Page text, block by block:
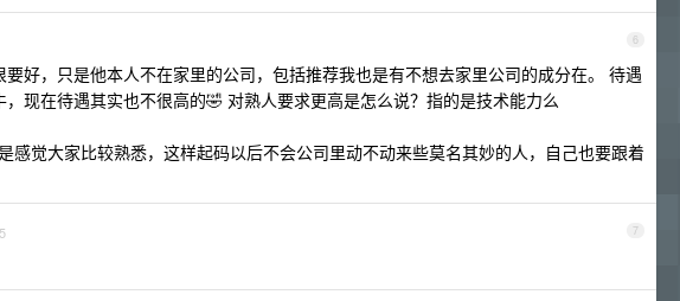
6
要好，只是他本人不在家里的公司，包括推荐我也是有不想去家里公司的成分在。 待遇
现在待遇其实也不很高的🤣 对熟人要求更高是怎么说？指的是技术能力么
感觉大家比较熟悉，这样起码以后不会公司里动不动来些莫名其妙的人，自己也要跟着
7